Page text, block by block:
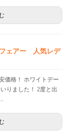
ェアー 人気レデ
価格！ ホワイトデー
りました！ 2度と出